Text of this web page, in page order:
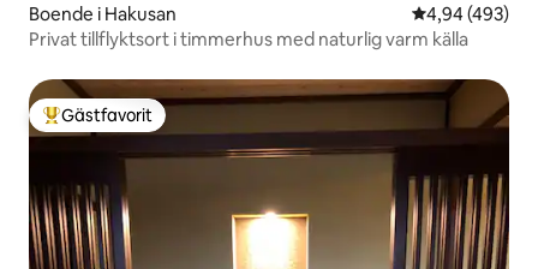
Boende i Hakusan 4,94 av 5 i
4,94 (493)
Privat tillflyktsort i timmerhus med naturlig varm källa
Populär gästfavorit
Gästfavorit